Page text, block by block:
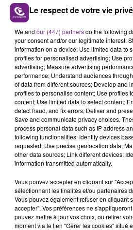
LA CENTRALE NUCLÉAIRE
TOUJOURS À L'ARRÊT
Cela fait déjà une semaine
nucléaire ardennaise est à
justifiée par la sécheresse
présente.
LE MAGASIN JOUÉCLUB
SES PORTES
C'était l'une des institutions
rémois. Le magasin JouéClub
fermer ses portes.
TITRES DIFFUSÉS
Le respect de votre vie
We and our (447) partnersdo the following
your consent and/or our legitimate interest:
information on a device; Use limited data to
profiles for personalised advertising; Use
advertising; Measure advertising
performance; Understand audiences
of data from different sources; Develop and
profiles to personalise content; Use profiles
content; Use limited data to select content;
detect fraud, and fix errors; Deliver and
Save and communicate privacy choices.
process personal data such as IP address
following functionalities: Identify devices
requested; Use precise geolocation data;
other data sources; Link different devices;
information transmitted automatically.
Vous pouvez accepter en cliquant sur
sélectionnant les finalités et/ou partenaires
Vous pouvez également refuser en cliquant
accepter". Vos préférences ne
pouvez mettre à jour vos choix, ou retirer
moment via le lien "Gérer les cookies" situé